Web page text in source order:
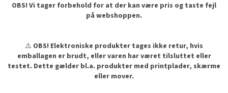
OBS! Vi tager forbehold for at der kan være pris og taste fejl
på webshoppen.
⚠️ OBS! Elektroniske produkter tages ikke retur, hvis
emballagen er brudt, eller varen har været tilsluttet eller
testet. Dette gælder bl.a. produkter med printplader, skærme
eller mover.